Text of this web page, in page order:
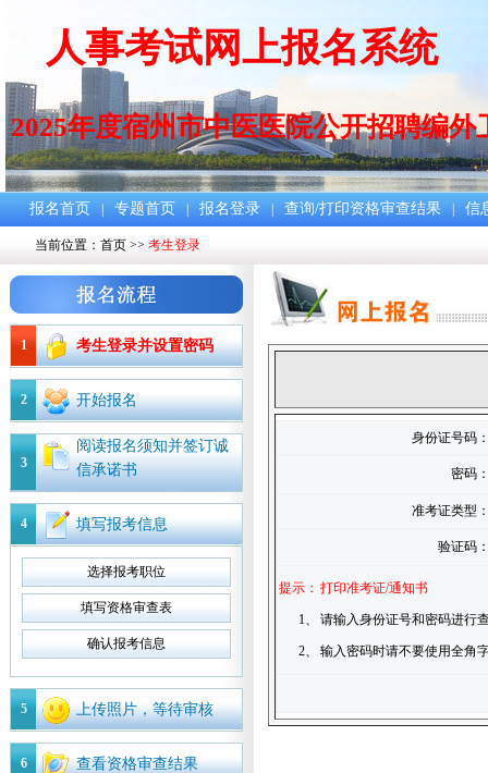
人事考试网上报名系统
2025年度宿州市中医医院公开招聘编外
报名首页 专题首页 报名登录 查询/打印资格审查结果 信
当前位置： 首页 >> 考生登录
1 考生登录并设置密码
2 开始报名
3
阅读报名须知并签订诚
信承诺书
4 填写报考信息
选择报考职位
填写资格审查表
确认报考信息
5 上传照片，等待审核
6 查看资格审查结果
身份证号码
密码
准考证类型
验证码
提示： 打印准考证/通知书
1、 请输入身份证号和密码进行
2、 输入密码时请不要使用全角